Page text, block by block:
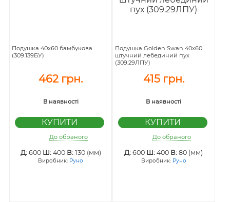
Подушка 40х60 бамбукова
(309.139БУ)
462 грн.
В наявності
До обраного
Д: 600Ш: 400В: 130 (мм)
Виробник: Руно
Подушка Golden Swan 40х60
штучний лебединий пух
(309.29ЛПУ)
415 грн.
В наявності
До обраного
Д:600 Ш:400 В:80 (мм)
Виробник: Руно